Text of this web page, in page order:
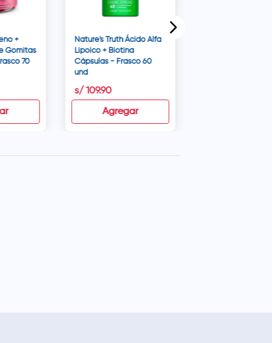
+
Gomitas
70
Nature's Truth Ácido Alfa
Lipoico + Biotina
Cápsulas - Frasco 60
und
s/ 109.90
Agregar